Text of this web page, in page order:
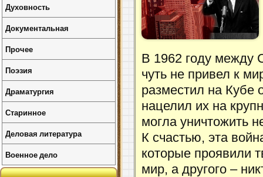
В 1962 году между
чуть не привел к
разместил на Кубе
нацелил их на
могла уничтожить
К счастью, эта
которые проявили
мир, а другого –
Духовность
Документальная
Прочее
Поэзия
Драматургия
Старинное
Деловая литература
Военное дело